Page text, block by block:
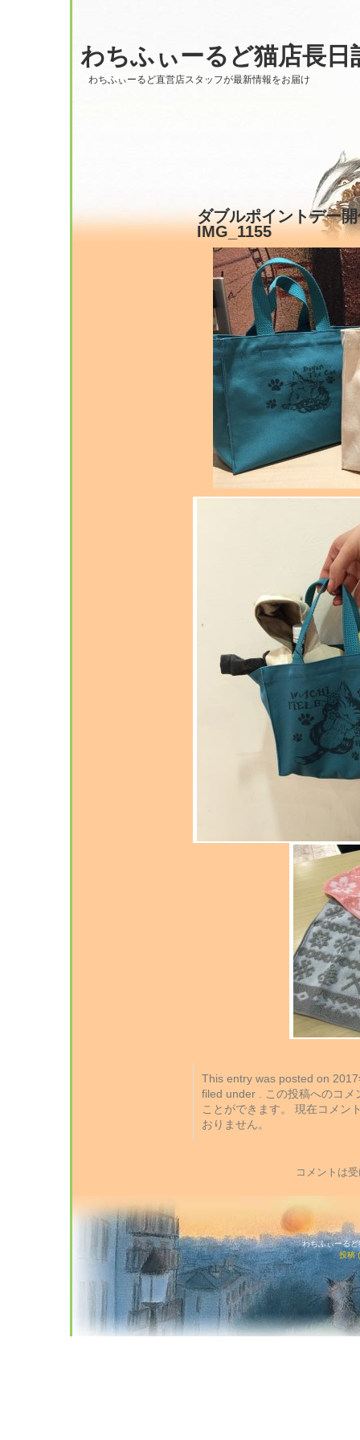
わちふぃーるど猫店長日
わちふぃーるど直営店スタッフが最新情報をお届け
ダブルポイントデー
IMG_1155
This entry was posted on
filed under . この投稿へのコ
ことができます。 現在コメン
おりません。
コメントは
わちふぃーる
投稿